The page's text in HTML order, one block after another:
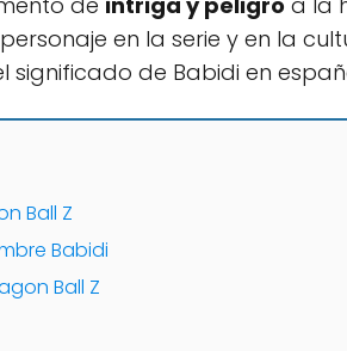
en la serie y en la
de Babidi en
Ball Z
Babidi
Ball Z